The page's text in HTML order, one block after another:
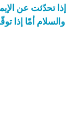
إذا تحدّثت عن
والسلام أمّا إذا